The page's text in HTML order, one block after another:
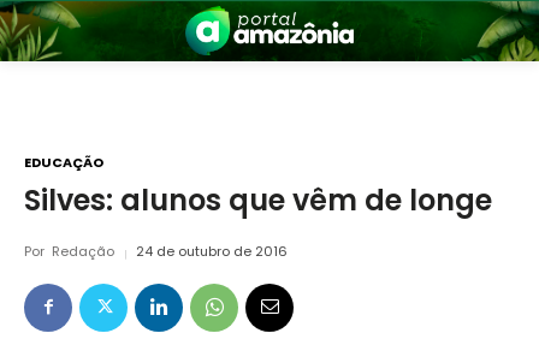
EDUCAÇÃO
Silves: alunos que vêm de longe
Por Redação 24 de outubro de 2016